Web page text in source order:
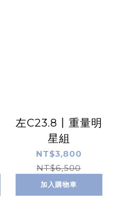
左C23.8丨重量明
星組
NT$3,800
NT$6,500
加入購物車